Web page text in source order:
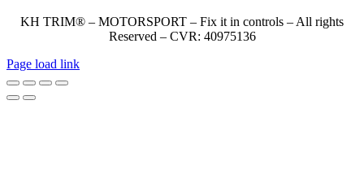
KH TRIM® – MOTORSPORT – Fix it in controls – All rights
Reserved – CVR: 40975136
Page load link